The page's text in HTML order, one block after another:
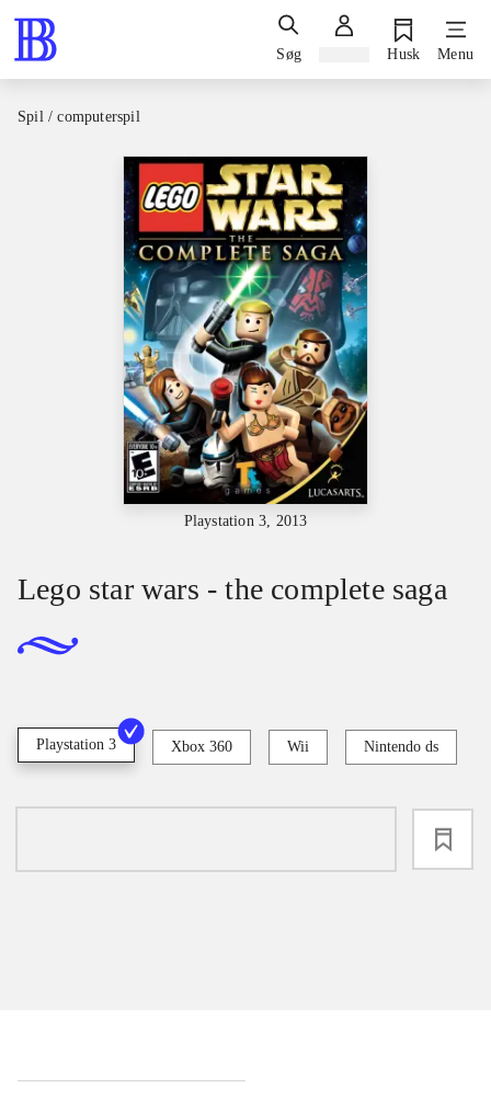
Søg Husk Menu
Spil / computerspil
Playstation 3, 2013
Lego star wars - the complete saga
Playstation 3 Xbox 360 Wii Nintendo ds